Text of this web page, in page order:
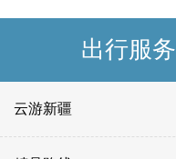
出行服务
云游新疆